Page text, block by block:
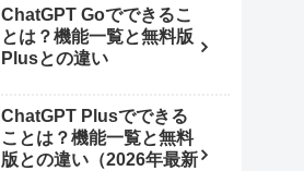
ChatGPT Goでできるこ
とは？機能一覧と無料版
Plusとの違い
ChatGPT Plusでできる
ことは？機能一覧と無料
版との違い（2026年最新